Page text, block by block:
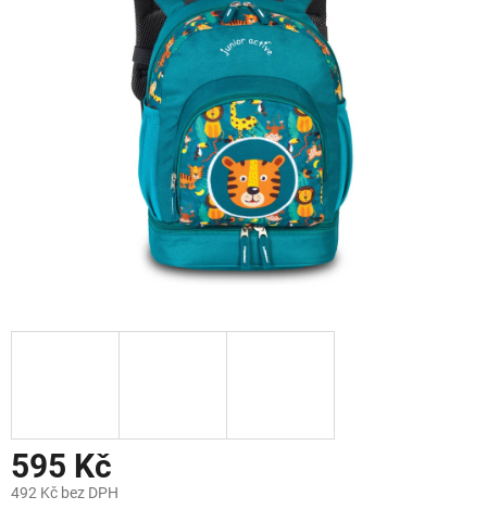
595 Kč
492 Kč bez DPH